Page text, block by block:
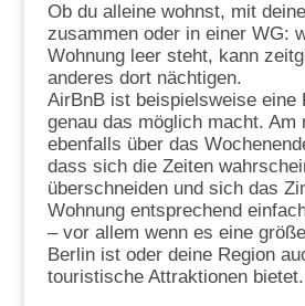
Ob du alleine wohnst, mit
zusammen oder in einer WG:
Wohnung leer steht, kann
anderes dort nächtigen.
AirBnB ist beispielsweise eine
genau das möglich macht. Am
ebenfalls über das
dass sich die Zeiten
überschneiden und sich das
Wohnung entsprechend
– vor allem wenn es eine
Berlin ist oder deine Region
touristische Attraktionen bietet.